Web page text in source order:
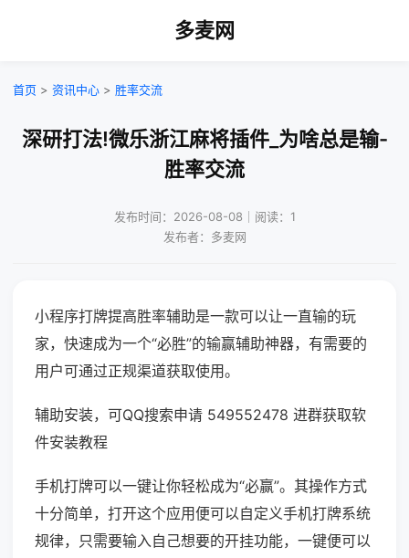
多麦网
首页 > 资讯中心 > 胜率交流
深研打法!微乐浙江麻将插件_为啥总是输-
胜率交流
发布时间：2026-08-08｜阅读：1
发布者：多麦网
小程序打牌提高胜率辅助是一款可以让一直输的玩
家，快速成为一个“必胜”的输赢辅助神器，有需要的
用户可通过正规渠道获取使用。
辅助安装，可QQ搜索申请 549552478 进群获取软
件安装教程
手机打牌可以一键让你轻松成为“必赢”。其操作方式
十分简单，打开这个应用便可以自定义手机打牌系统
规律，只需要输入自己想要的开挂功能，一键便可以